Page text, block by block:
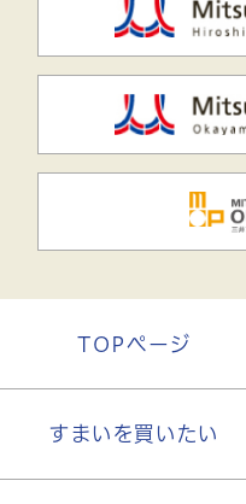
TOPページ
すまいを買いたい